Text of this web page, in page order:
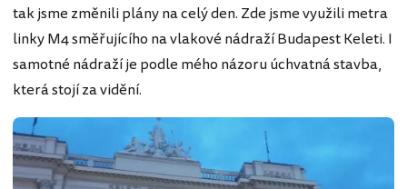
tak jsme změnili plány na celý den. Zde jsme využili metra
linky M4 směřujícího na vlakové nádraží Budapest Keleti. I
samotné nádraží je podle mého názoru úchvatná stavba,
která stojí za vidění.